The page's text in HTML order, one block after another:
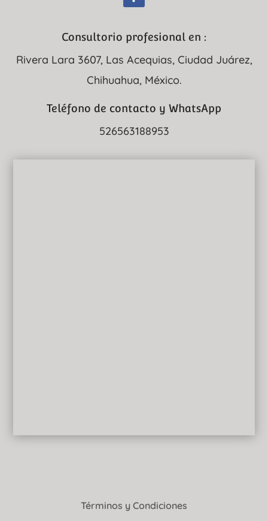
Consultorio profesional en :
Rivera Lara 3607, Las Acequias, Ciudad Juárez,
Chihuahua, México.
Teléfono de contacto y WhatsApp
526563188953
Términos y Condiciones